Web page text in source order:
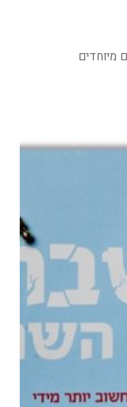
מיוחדים